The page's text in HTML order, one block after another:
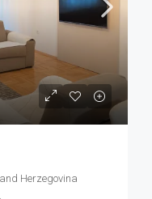
Herzegovina